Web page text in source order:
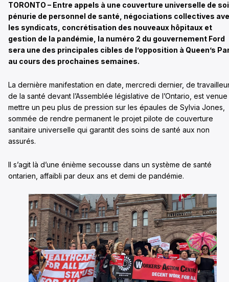
TORONTO – Entre appels à une couverture universelle de
pénurie de personnel de santé, négociations collectives
les syndicats, concrétisation des nouveaux hôpitaux et
gestion de la pandémie, la numéro 2 du gouvernement Ford
sera une des principales cibles de l’opposition à Queen’s
au cours des prochaines semaines.
La dernière manifestation en date, mercredi dernier, de
de la santé devant l’Assemblée législative de l’Ontario, est venue
mettre un peu plus de pression sur les épaules de Sylvia Jones,
sommée de rendre permanent le projet pilote de couverture
sanitaire universelle qui garantit des soins de santé aux non
assurés.
Il s’agit là d’une énième secousse dans un système de santé
ontarien, affaibli par deux ans et demi de pandémie.